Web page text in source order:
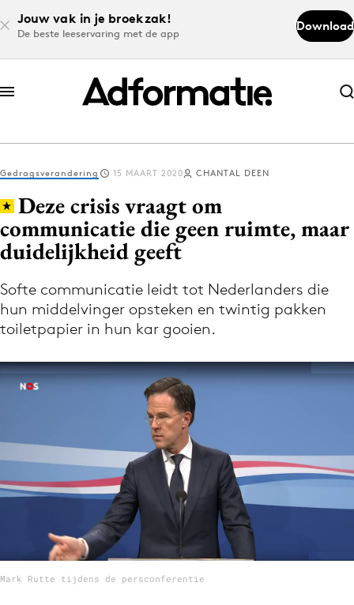
Jouw vak in je broekzak!
De beste leeservaring met de app
Download
Abonneer nu
Abonneer nu
Log in
Download de app
Volg het laatste nieuws via de Adformatie
Nieuws app
Home
9 sept: GenAI-training
12 nov: MarketingLive!
Gedragsverandering 15 MAART 2020 CHANTAL DEEN
Deze crisis vraagt om
communicatie die geen ruimte, maar
duidelijkheid geeft
Softe communicatie leidt tot Nederlanders die
hun middelvinger opsteken en twintig pakken
toiletpapier in hun kar gooien.
Mark Rutte tijdens de persconferentie